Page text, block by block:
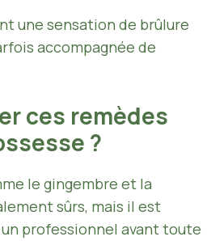
une sensation de brûlure
accompagnée de
ces remèdes
?
le gingembre et la
sûrs, mais il est
professionnel avant toute